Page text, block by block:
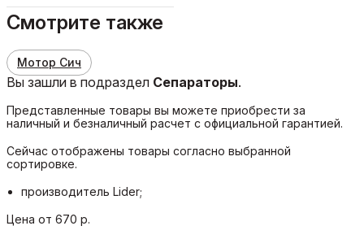
Смотрите также
Мотор Сич
Вы зашли в подраздел Сепараторы.
Представленные товары вы можете приобрести за
наличный и безналичный расчет с официальной гарантией.
Сейчас отображены товары согласно выбранной
сортировке.
производитель Lider;
Цена от 670 р.